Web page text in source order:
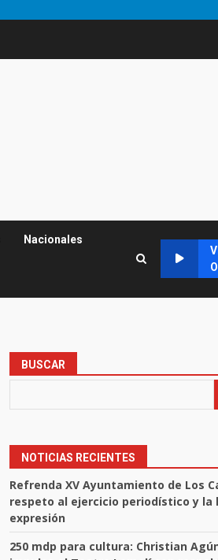
Nacionales
BUSCAR
NOTICIAS RECIENTES
Refrenda XV Ayuntamiento de Los
respeto al ejercicio periodístico y la
expresión
250 mdp para cultura: Christian